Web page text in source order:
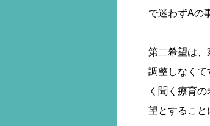
で迷わずAの
第二希望は、
調整しなくて
く聞く療育
望とすること